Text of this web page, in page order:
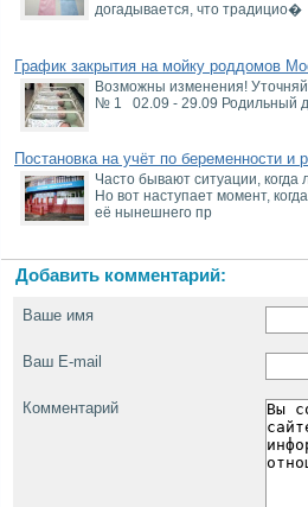
догадывается, что традицио�
График закрытия на мойку роддомов
Возможны изменения!
№ 1 02.09 - 29.09 Родильный
Постановка на учёт по беременности и
Часто бывают ситуации,
Но вот наступает момент,
её нынешнего пр
Добавить комментарий:
Ваше имя
Ваш E-mail
Комментарий